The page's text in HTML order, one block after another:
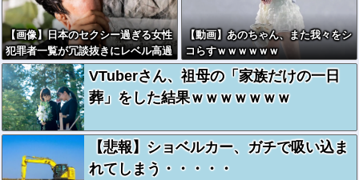
【画像】日本のセクシー過ぎる女性
犯罪者一覧が冗談抜きにレベル高過
ぎる件w w w w w w w w w
【動画】あのちゃん、また我々をシ
コらすｗｗｗｗｗｗ
VTuberさん、祖母の「家族だけの一日
葬」をした結果ｗｗｗｗｗｗｗ
【悲報】ショベルカー、ガチで吸い込ま
れてしまう・・・・・